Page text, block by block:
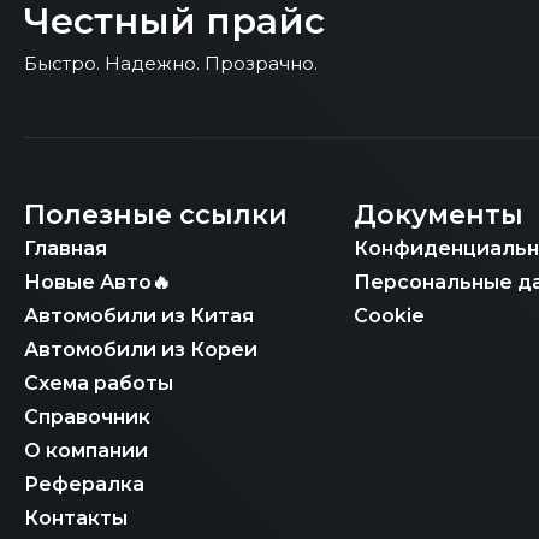
оформлении** гарантирует **юридическую
транспортного средства (ЭПТС)** в
обеспечивая полную прозрачность
сроками доставки.
Ключевое конкурентное преимущество
необходимой для законного ввоза
предоставляем договор с
делая «Честный Прайс» вашим надежным и
Честный прайс
Быстро. Надежно. Прозрачно.
Полезные ссылки
Главная
Новые Авто🔥
Автомобили из Китая
Автомобили из Кореи
Схема работы
Справочник
О компании
Рефералка
Контакты
Документы
Персональные
Cookie